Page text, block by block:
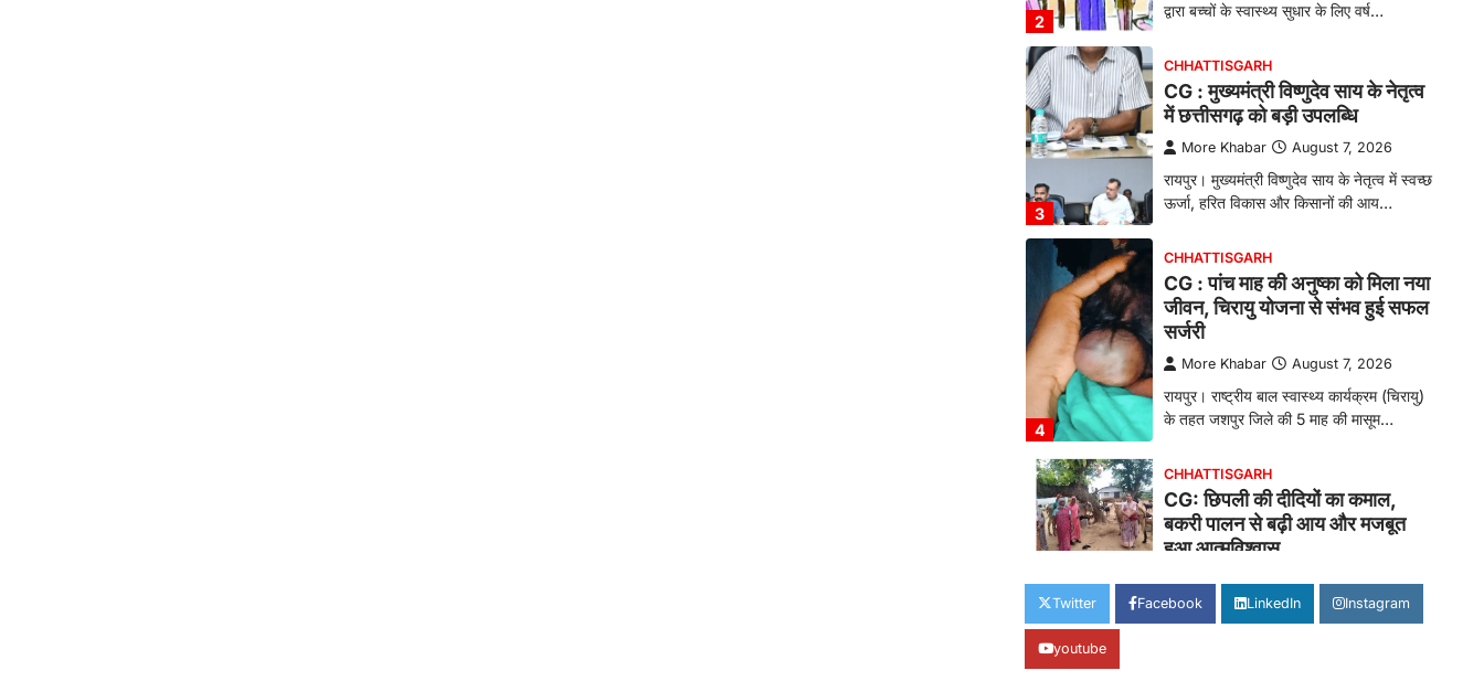
2
द्वारा बच्चों के स्वास्थ्य सुधार के लिए वर्ष…
3
CHHATTISGARH
CG : मुख्यमंत्री विष्णुदेव साय के नेतृत्व
में छत्तीसगढ़ को बड़ी उपलब्धि
More Khabar August 7, 2026
रायपुर। मुख्यमंत्री विष्णुदेव साय के नेतृत्व में स्वच्छ
ऊर्जा, हरित विकास और किसानों की आय…
4
CHHATTISGARH
CG : पांच माह की अनुष्का को मिला नया
जीवन, चिरायु योजना से संभव हुई सफल
सर्जरी
More Khabar August 7, 2026
रायपुर। राष्ट्रीय बाल स्वास्थ्य कार्यक्रम (चिरायु)
के तहत जशपुर जिले की 5 माह की मासूम…
1
CHHATTISGARH
CG: छिपली की दीदियों का कमाल,
बकरी पालन से बढ़ी आय और मजबूत
हुआ आत्मविश्वास
More Khabar August 7, 2026
रायपुर। ग्रामीण महिलाओं को आर्थिक रूप से
Twitter Facebook LinkedIn Instagram
youtube